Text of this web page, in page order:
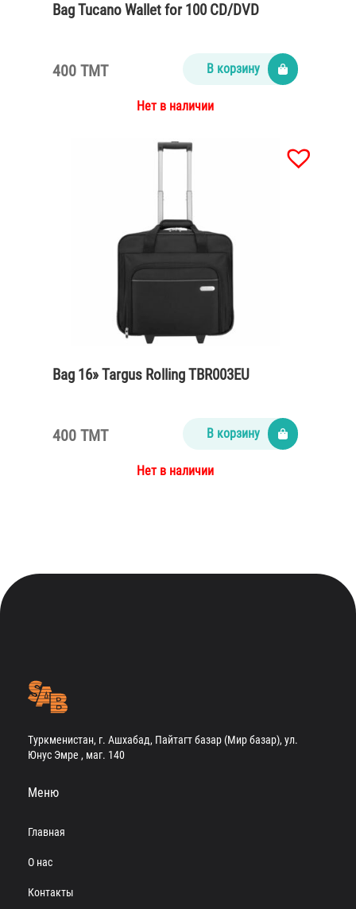
Bag Tucano Wallet for 100 CD/DVD
400 TMT В корзину
Нет в наличии
Bag 16» Targus Rolling TBR003EU
400 TMT В корзину
Нет в наличии
Туркменистан, г. Ашхабад, Пайтагт базар (Мир базар), ул.
Юнус Эмре , маг. 140
Меню
Главная
О нас
Контакты